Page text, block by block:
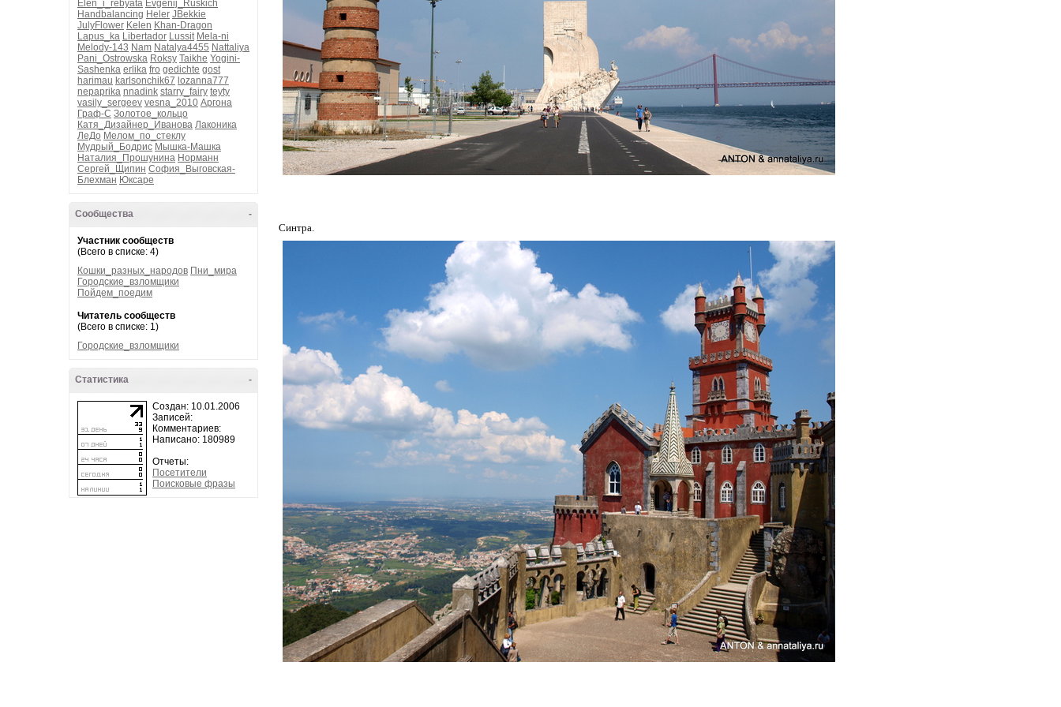
Elen_i_rebyata Evgenij_Ruskich
Handbalancing Heler JBekkie
JulyFlower Kelen Khan-Dragon
Lapus_ka Libertador Lussit Mela-ni
Melody-143 Nam Natalya4455 Nattaliya
Pani_Ostrowska Roksy Taikhe Yogini-
Sashenka erlika fro gedichte gost
harimau karlsonchik67 lozanna777
nepaprika nnadink starry_fairy teyty
vasily_sergeev vesna_2010 Аргона
Граф-С Золотое_кольцо
Катя_Дизайнер_Иванова Лаконика
ЛеДо Мелом_по_стеклу
Мудрый_Бодрис Мышка-Машка
Наталия_Прошунина Норманн
Сергей_Щипин София_Выговская-
Блехман Юксаре
-
Сообщества
Участник сообществ
(Всего в списке: 4)
Кошки_разных_народов Пни_мира
Городские_взломщики
Пойдем_поедим
Читатель сообществ
(Всего в списке: 1)
Городские_взломщики
-
Статистика
Создан: 10.01.2006
Записей:
Комментариев:
Написано: 180989
Отчеты:
Посетители
Поисковые фразы
Синтра.